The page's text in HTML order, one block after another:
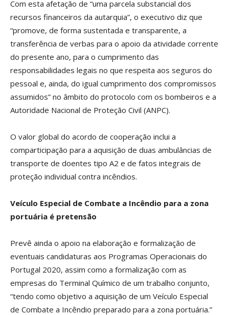
Com esta afetação de “uma parcela substancial dos
recursos financeiros da autarquia”, o executivo diz que
“promove, de forma sustentada e transparente, a
transferência de verbas para o apoio da atividade corrente
do presente ano, para o cumprimento das
responsabilidades legais no que respeita aos seguros do
pessoal e, ainda, do igual cumprimento dos compromissos
assumidos” no âmbito do protocolo com os bombeiros e a
Autoridade Nacional de Proteção Civil (ANPC).
O valor global do acordo de cooperação inclui a
comparticipação para a aquisição de duas ambulâncias de
transporte de doentes tipo A2 e de fatos integrais de
proteção individual contra incêndios.
Veículo Especial de Combate a Incêndio para a zona
portuária é pretensão
Prevê ainda o apoio na elaboração e formalização de
eventuais candidaturas aos Programas Operacionais do
Portugal 2020, assim como a formalização com as
empresas do Terminal Químico de um trabalho conjunto,
“tendo como objetivo a aquisição de um Veículo Especial
de Combate a Incêndio preparado para a zona portuária.”